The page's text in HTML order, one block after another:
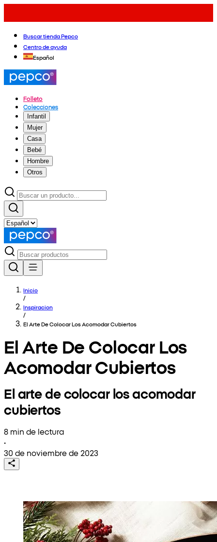
Buscar tienda Pepco
Centro de ayuda
Español
Folleto
Colecciones
Infantil
Mujer
Casa
Bebé
Hombre
Otros
Inicio
/
Inspiracion
/
El Arte De Colocar Los Acomodar Cubiertos
El Arte De Colocar Los
Acomodar Cubiertos
El arte de colocar los acomodar
cubiertos
8 min de lectura
•
30 de noviembre de 2023